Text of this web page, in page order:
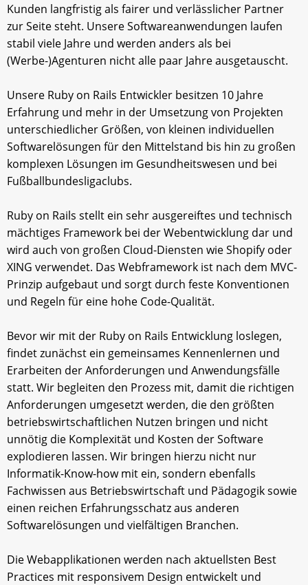
Kunden langfristig als fairer und verlässlicher Partner
zur Seite steht. Unsere Softwareanwendungen laufen
stabil viele Jahre und werden anders als bei
(Werbe-)Agenturen nicht alle paar Jahre ausgetauscht.
Unsere Ruby on Rails Entwickler besitzen 10 Jahre
Erfahrung und mehr in der Umsetzung von Projekten
unterschiedlicher Größen, von kleinen individuellen
Softwarelösungen für den Mittelstand bis hin zu großen
komplexen Lösungen im Gesundheitswesen und bei
Fußballbundesligaclubs.
Ruby on Rails stellt ein sehr ausgereiftes und technisch
mächtiges Framework bei der Webentwicklung dar und
wird auch von großen Cloud-Diensten wie Shopify oder
XING verwendet. Das Webframework ist nach dem MVC-
Prinzip aufgebaut und sorgt durch feste Konventionen
und Regeln für eine hohe Code-Qualität.
Bevor wir mit der Ruby on Rails Entwicklung loslegen,
findet zunächst ein gemeinsames Kennenlernen und
Erarbeiten der Anforderungen und Anwendungsfälle
statt. Wir begleiten den Prozess mit, damit die richtigen
Anforderungen umgesetzt werden, die den größten
betriebswirtschaftlichen Nutzen bringen und nicht
unnötig die Komplexität und Kosten der Software
explodieren lassen. Wir bringen hierzu nicht nur
Informatik-Know-how mit ein, sondern ebenfalls
Fachwissen aus Betriebswirtschaft und Pädagogik sowie
einen reichen Erfahrungsschatz aus anderen
Softwarelösungen und vielfältigen Branchen.
Die Webapplikationen werden nach aktuellsten Best
Practices mit responsivem Design entwickelt und